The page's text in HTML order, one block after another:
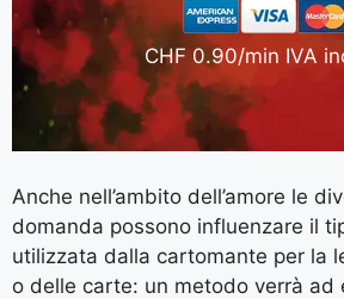
CHF 0.90/min IVA
Anche nell’ambito dell’amore le
domanda possono influenzare il
utilizzata dalla cartomante per la
o delle carte: un metodo verrà ad